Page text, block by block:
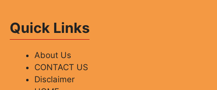
Quick Links
About Us
CONTACT US
Disclaimer